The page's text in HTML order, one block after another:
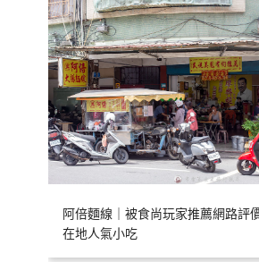
阿倍麵線｜被食尚玩家推薦網路評
在地人氣小吃